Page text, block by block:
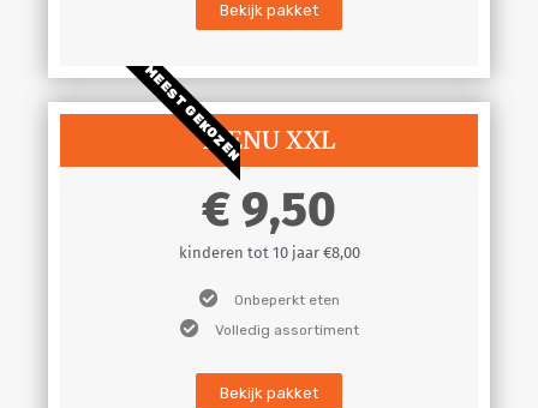
Bekijk pakket
MEEST GEKOZENMENU XXL
9,50
kinderen tot 10 jaar €8,00
Onbeperkt eten
Volledig assortiment
Bekijk pakket